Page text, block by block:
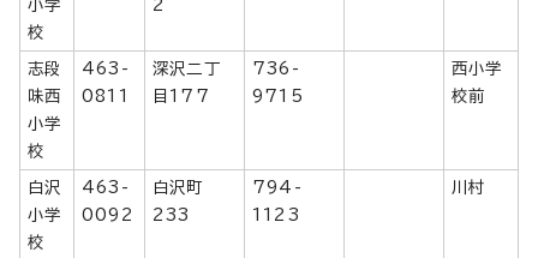
小学
校
2
志段
味西
小学
校
463-
0811
深沢二丁
目177
736-
9715
西小学
校前
白沢
小学
校
463-
0092
白沢町
233
794-
1123
川村